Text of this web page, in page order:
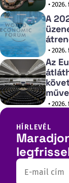
•
A
• 2026.
Az
•
HÍRLEVÉL
Email